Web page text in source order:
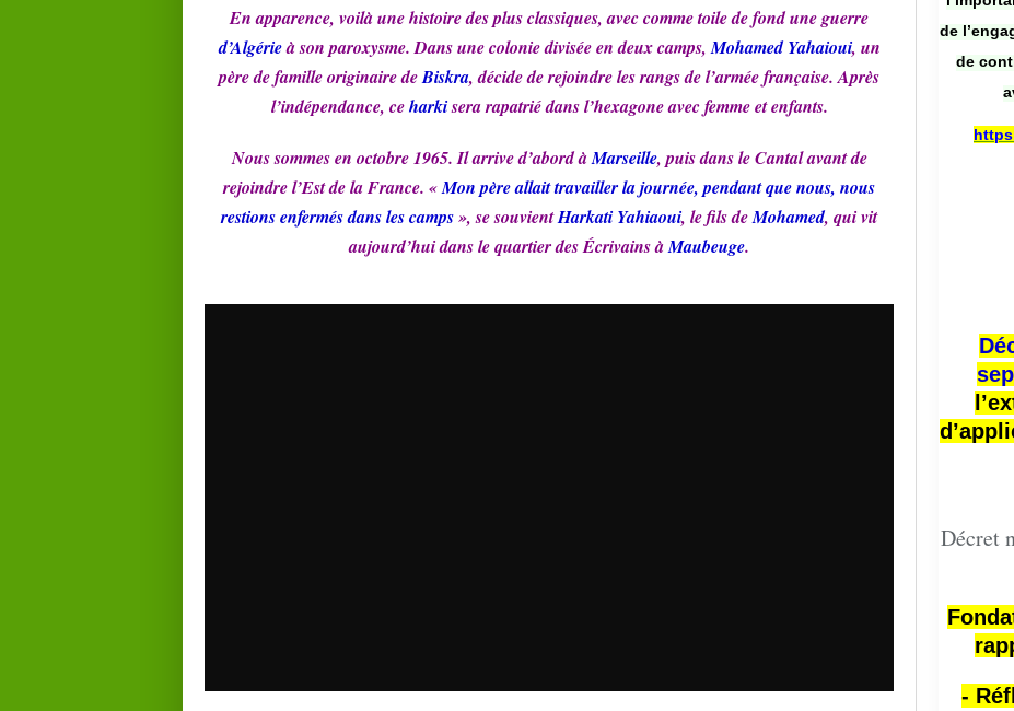
En apparence, voilà une histoire des plus classiques, avec comme toile de fond une guerre
d’Algérieà son paroxysme. Dans une colonie divisée en deux camps,Mohamed Yahaioui, un
père de famille originaire deBiskra, décide de rejoindre les rangs de l’armée française. Après
l’indépendance, ceharkisera rapatrié dans l’hexagone avec femme et enfants.
Nous sommes en octobre 1965. Il arrive d’abord àMarseille, puis dans le Cantal avant de
rejoindre l’Est de la France. «Mon père allait travailler la journée, pendant que nous, nous
restions enfermés dans les camps», se souvientHarkati Yahiaoui, le fils deMohamed, qui vit
aujourd’hui dans le quartier des Écrivains àMaubeuge.
de
de
Décret
-